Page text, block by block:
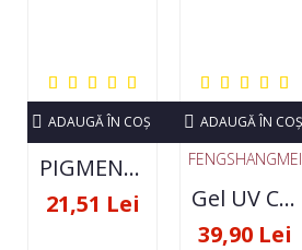
PIGMENT NEON SET 12 CULORI
21,51 Lei
ADAUGĂ ÎN COŞ
FENGSHANGMEI
Gel UV Constructie FSM 50ML - 07
39,90 Lei
ADAUGĂ ÎN COŞ